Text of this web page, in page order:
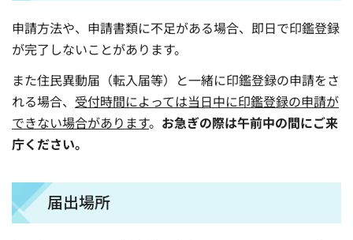
申請方法や、申請書類に不足がある場合、即日で印鑑登録
が完了しないことがあります。
また住民異動届（転入届等）と一緒に印鑑登録の申請をさ
れる場合、 受付時間によっては当日中に印鑑登録の申請が
できない場合があります。 お急ぎの際は午前中の間にご来
庁ください。
届出場所